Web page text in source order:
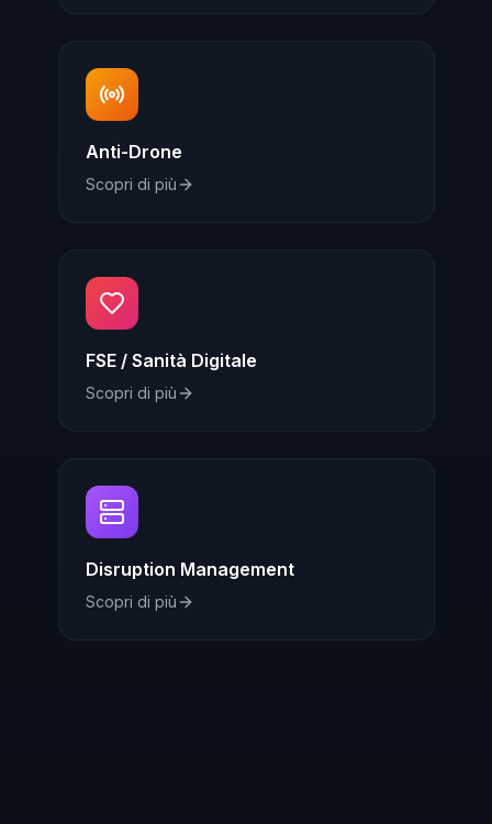
Anti-Drone
Scopri di più
FSE / Sanità Digitale
Scopri di più
Disruption Management
Scopri di più